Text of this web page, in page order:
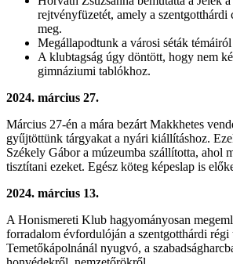
rejtvényfüzetét, amely a szentgotthárdi
meg.
Megállapodtunk a városi séták
A klubtagság úgy döntött, hogy nem
gimnáziumi tablókhoz.
2024. március 27.
Március 27-én a mára bezárt Makkhetes
gyűjtöttünk tárgyakat a nyári kiállításhoz.
Székely Gábor a múzeumba szállította, ahol
tisztítani ezeket. Egész köteg képeslap is
2024. március 13.
A Honismereti Klub hagyományosan
forradalom évfordulóján a szentgotthárdi régi
Temetőkápolnánál nyugvó, a